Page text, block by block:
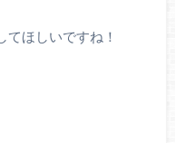
ほしいですね！